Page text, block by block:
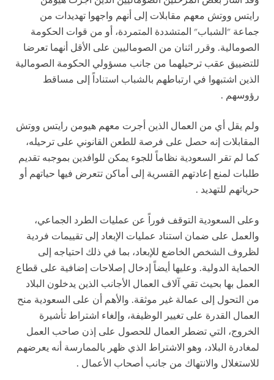
رايتس ووتش معهم مقابلات إلى أنهم واجهوا تهديدات من
جماعة "الشباب" المتشددة المتمردة، أو من قوات الحكومة
الصومالية. وقرر اثنان من الصوماليين على الأقل أنهما تعرضا
للتضييق عقب ترحيلهما من جانب مسؤولي الحكومة الصومالية
الذين اشتبهوا في ارتباطهم بالشباب استناداً إلى مساقط
رؤوسهم .
ولم يقل أي من العمال الذين أجرت معهم هيومن رايتس ووتش
المقابلات إنه حصل على فرصة للطعن القانوني على ترحيله،
كما لم تقر السعودية نظاماً للجوء يمكن للوافدين بموجبه تقديم
طلبات لمنع إعادتهم القسرية إلى أماكن تتعرض فيها حياتهم أو
حرياتهم للتهديد .
وعلى السعودية التوقف فوراً عن عمليات الطرد الجماعي،
والعمل على ضمان استناد عمليات الإبعاد إلى تقييمات فردية
لظروف الشخص الخاضع للإبعاد، بما في ذلك احتياجه إلى
الحماية الدولية. وعليها أيضاً إدخال إصلاحات إضافية على قطاع
العمل بها بحيث تقي آلاف العمال الأجانب الذين يدخلون البلاد
من التحول إلى عمالة غير موثقة. والأهم أن على السعودية منح
العمال القدرة على تغيير الوظيفة، وإلغاء اشتراط تأشيرة
الخروج، التي تضطر العمال للحصول على إذن صاحب العمل
لمغادرة البلاد، وهو الاشتراط الذي ظهر بالممارسة أنه يعرضهم
للاستغلال والانتهاك من جانب أصحاب الأعمال .